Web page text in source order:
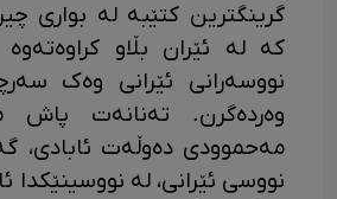
گرینگترین کتێبە لە بواری
کە لە ئێران بڵاو
نووسەرانی ئێرانی وەک
وەردەگرن. تەنانەت پاش
مەحموودی دەوڵەت ئابادی،
نووسی ئێرانی، لە نووسینێکدا